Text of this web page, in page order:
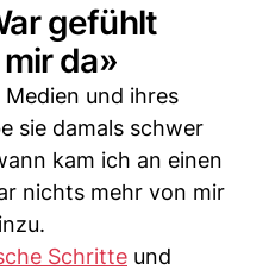
gefühlt
da»
und ihres
sie damals schwer
kam ich an einen
nichts mehr von mir
Schritte und